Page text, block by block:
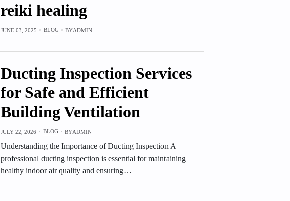
reiki healing
JUNE 03, 2025 BLOG BYADMIN
Ducting Inspection Services
for Safe and Efficient
Building Ventilation
JULY 22, 2026 BLOG BYADMIN
Understanding the Importance of Ducting Inspection A
professional ducting inspection is essential for maintaining
healthy indoor air quality and ensuring…